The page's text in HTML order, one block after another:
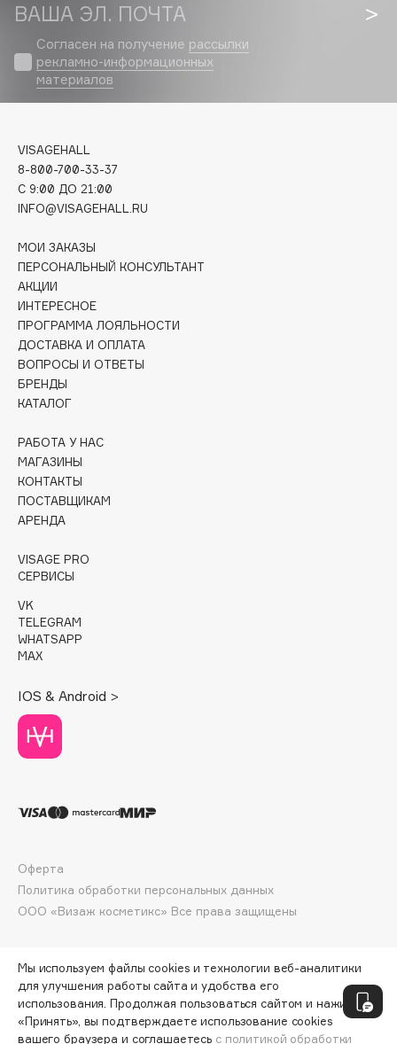
Catrice
Cettua
Chupa Chups
Clarins Precious
Clinique
Clive Christian
Collagenina
Consly
Corimo
Cottolina
Crescina
Cunzite
D
DABO
Darphin
Davines
Deonica
Divage
Dolce & Gabbana
Dorco
Dr.Althea
Dr.Ceuracle
Dyson
ВАША ЭЛ. ПОЧТА
Согласен на получение рассылки
рекламно-информационных
материалов
VISAGEHALL
8-800-700-33-37
C 9:00 ДО 21:00
INFO@VISAGEHALL.RU
МОИ ЗАКАЗЫ
ПЕРСОНАЛЬНЫЙ КОНСУЛЬТАНТ
АКЦИИ
ИНТЕРЕСНОЕ
ПРОГРАММА ЛОЯЛЬНОСТИ
ДОСТАВКА И ОПЛАТА
ВОПРОСЫ И ОТВЕТЫ
БРЕНДЫ
КАТАЛОГ
РАБОТА У НАС
МАГАЗИНЫ
КОНТАКТЫ
ПОСТАВЩИКАМ
АРЕНДА
VISAGE PRO
СЕРВИСЫ
VK
TELEGRAM
WHATSAPP
MAX
IOS & Android >
ООО «Визаж косметикс» Все права защищены
Оферта
Политика обработки персональных данных
Мы используем файлы cookies и технологии веб-аналитики
для улучшения работы сайта и удобства его
использования. Продолжая пользоваться сайтом и нажимая
«Принять», вы подтверждаете использование cookies
вашего браузера и соглашаетесь с политикой обработки